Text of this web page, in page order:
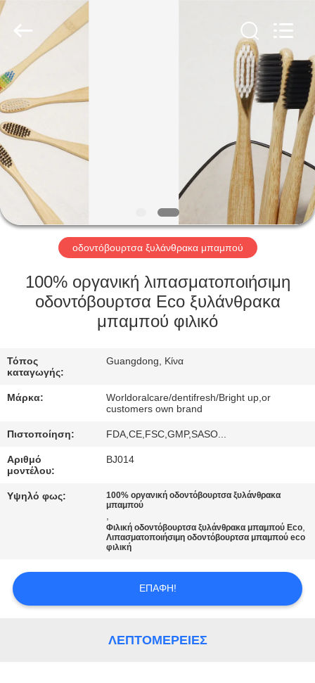
ΣΠΊΤΙ
ΠΡΟΪΌΝΤΑ
ΒΊΝΤΕΟ
ΠΕΡΊΠΟΥ
ΕΜΕΊΣ
ΓΎΡΟΣ
ΕΡΓΟΣΤΑΣΊΩΝ
ΈΛΕΓΧΟΣ
ΜΑΣ
ΕΛΆΤΕ
ΣΕ
ΕΠΑΦΉ
ΜΕ
ΈΝΑ
ΑΠΌΣΠΑΣΜΑ
WORLD
ORAL
CENTER.
Reserved.
οδοντόβουρτσα ξυλάνθρακα μπαμπού
100% οργανική λιπασματοποιήσιμη
οδοντόβουρτσα Eco ξυλάνθρακα
μπαμπού φιλικό
Τόπος
καταγωγής:
Guangdong, Κίνα
Μάρκα:
Worldoralcare/dentifresh/Bright up,or
customers own brand
Πιστοποίηση: FDA,CE,FSC,GMP,SASO...
Αριθμό
μοντέλου:
BJ014
Υψηλό φως:
100% οργανική οδοντόβουρτσα ξυλάνθρακα
μπαμπού
,
Φιλική οδοντόβουρτσα ξυλάνθρακα μπαμπού Eco,
Λιπασματοποιήσιμη οδοντόβουρτσα μπαμπού eco
φιλική
ΕΠΑΦΉ!
ΛΕΠΤΟΜΈΡΕΙΕΣ